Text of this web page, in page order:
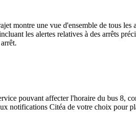
montre une vue d'ensemble de tous
les alertes relatives à des arrêts
pouvant affecter l'horaire du bus 8,
notifications Citéa de votre choix pour